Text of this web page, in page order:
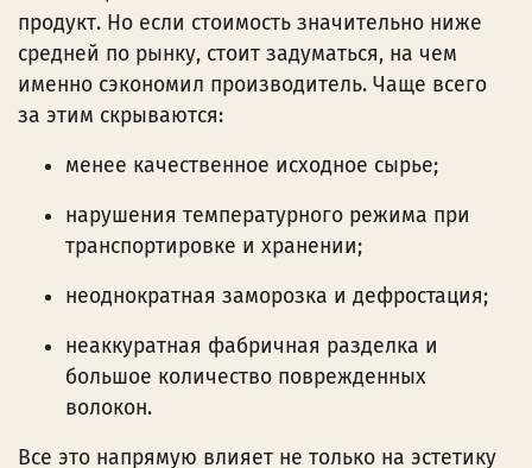
продукт. Но если стоимость значительно ниже
средней по рынку, стоит задуматься, на чем
именно сэкономил производитель. Чаще всего
за этим скрываются:
менее качественное исходное сырье;
нарушения температурного режима при
транспортировке и хранении;
неоднократная заморозка и дефростация;
неаккуратная фабричная разделка и
большое количество поврежденных
волокон.
Все это напрямую влияет не только на эстетику